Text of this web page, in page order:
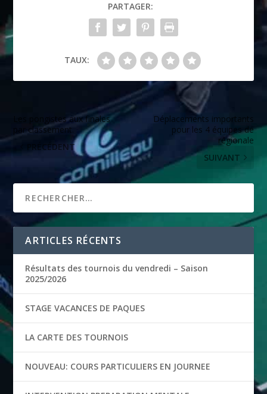
PARTAGER:
TAUX:
Les pongistes aux finales
par classement.
PRÉCÉDENT
Déplacements importants
pour les 4 équipes de
régionale
SUIVANT
ARTICLES RÉCENTS
Résultats des tournois du vendredi – Saison
2025/2026
STAGE VACANCES DE PAQUES
LA CARTE DES TOURNOIS
NOUVEAU: COURS PARTICULIERS EN JOURNEE